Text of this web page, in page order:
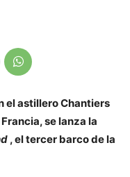
el astillero Chantiers
se lanza la
, el tercer barco de la